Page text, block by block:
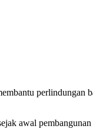
perlindungan
awal